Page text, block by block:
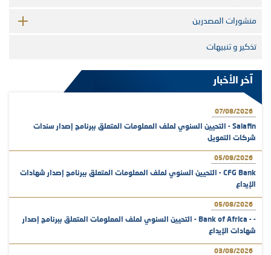
منشورات المصدرين
تذكير و تنبيهات
آخر الأخبار
07/08/2026
Salafin - التحيين السنوي لملف المعلومات المتعلق ببرنامج إصدار سندات
شركات التمويل
05/08/2026
CFG Bank - التحيين السنوي لملف المعلومات المتعلق ببرنامج إصدار شهادات
الإيداع
05/08/2026
- - Bank of Africa - التحيين السنوي لملف المعلومات المتعلق ببرنامج إصدار
شهادات الإيداع
03/08/2026